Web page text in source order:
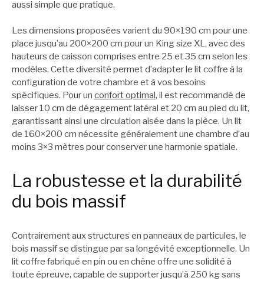
aussi simple que pratique.
Les dimensions proposées varient du 90×190 cm pour une
place jusqu’au 200×200 cm pour un King size XL, avec des
hauteurs de caisson comprises entre 25 et 35 cm selon les
modèles. Cette diversité permet d’adapter le lit coffre à la
configuration de votre chambre et à vos besoins
spécifiques. Pour un confort optimal, il est recommandé de
laisser 10 cm de dégagement latéral et 20 cm au pied du lit,
garantissant ainsi une circulation aisée dans la pièce. Un lit
de 160×200 cm nécessite généralement une chambre d’au
moins 3×3 mètres pour conserver une harmonie spatiale.
La robustesse et la durabilité
du bois massif
Contrairement aux structures en panneaux de particules, le
bois massif se distingue par sa longévité exceptionnelle. Un
lit coffre fabriqué en pin ou en chêne offre une solidité à
toute épreuve, capable de supporter jusqu’à 250 kg sans